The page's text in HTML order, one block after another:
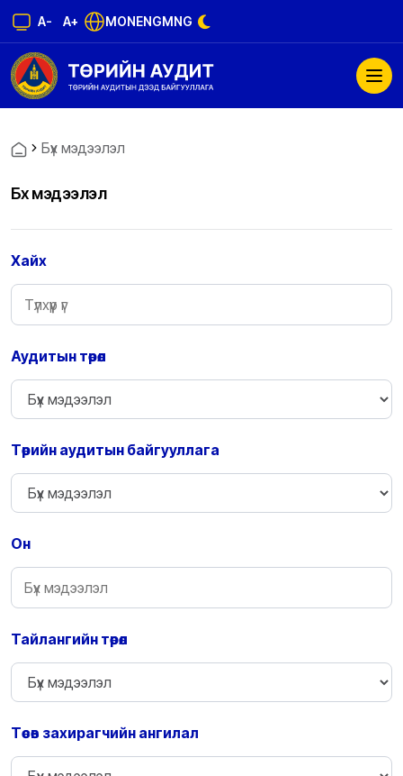
A- A+ MONENGMNG
Бүх мэдээлэл
Бүх мэдээлэл
Хайх
Аудитын төрөл
Төрийн аудитын байгууллага
Он
Тайлангийн төрөл
Төсөв захирагчийн ангилал